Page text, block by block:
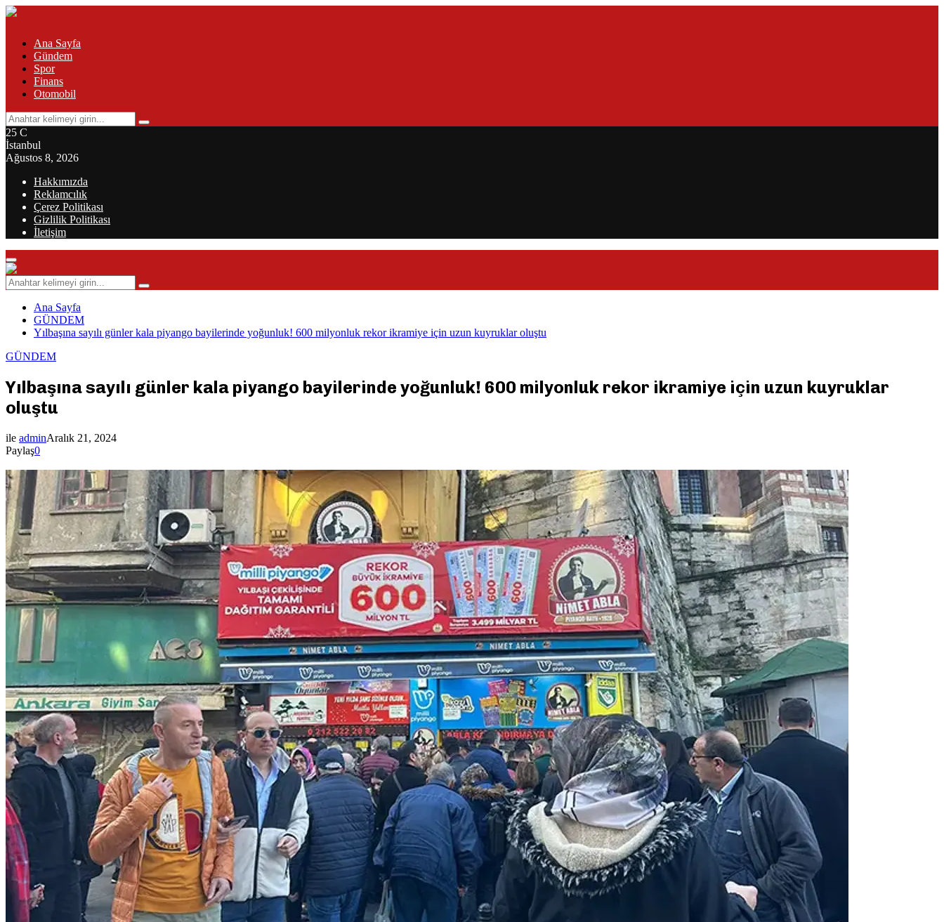
Ana Sayfa
Gündem
Spor
Finans
Otomobil
Search
for:
Search
25 C
İstanbul
Ağustos 8, 2026
Hakkımızda
Reklamcılık
Çerez Politikası
Gizlilik Politikası
İletişim
Primary
Menu
Search
for:
Search
Ana Sayfa
GÜNDEM
Yılbaşına sayılı günler kala piyango bayilerinde yoğunluk! 600 milyonluk rekor ikramiye için uzun kuyruklar oluştu
GÜNDEM
Yılbaşına sayılı günler kala piyango bayilerinde yoğunluk! 600 milyonluk rekor ikramiye için uzun kuyruklar
oluştu
ile adminAralık 21, 2024
Paylaş0